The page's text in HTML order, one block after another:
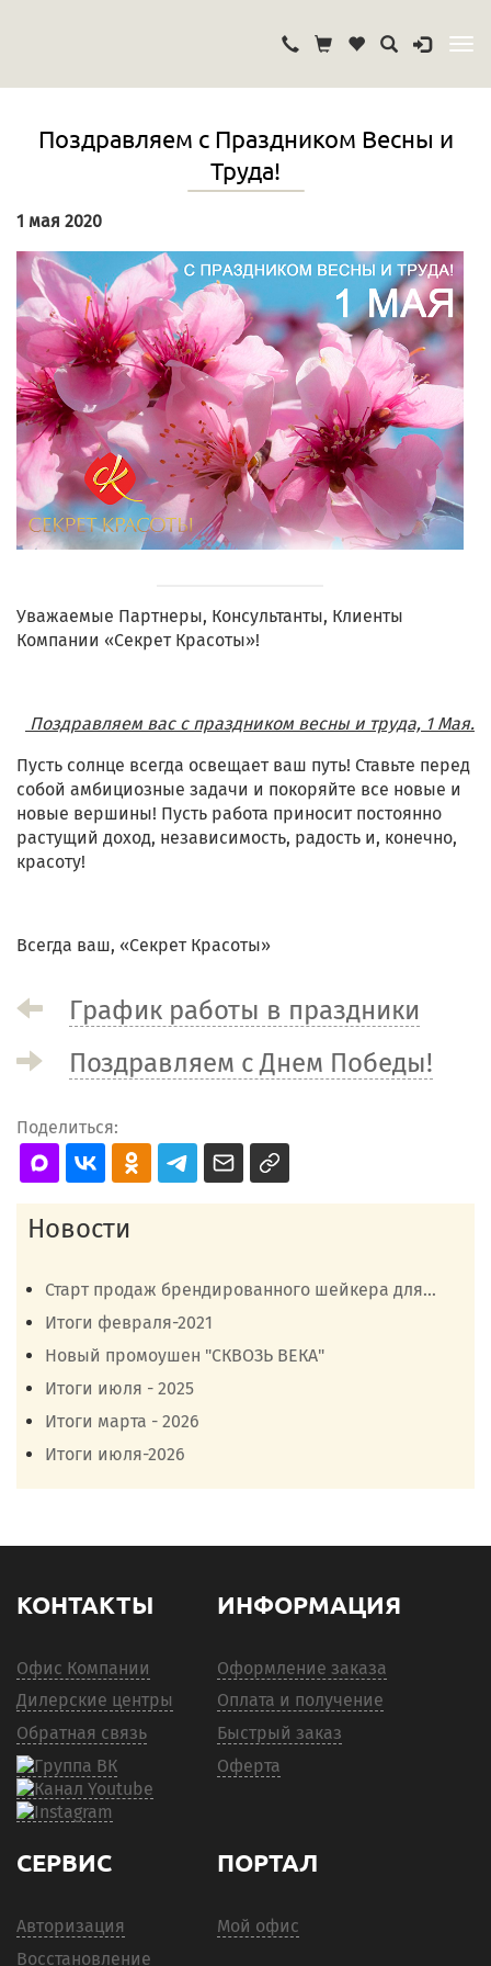
Поздравляем с Праздником Весны и
Труда!
1 мая 2020
Уважаемые Партнеры, Консультанты, Клиенты
Компании «Секрет Красоты»!
Поздравляем вас с праздником весны и труда, 1 Мая.
Пусть солнце всегда освещает ваш путь! Ставьте перед
собой амбициозные задачи и покоряйте все новые и
новые вершины! Пусть работа приносит постоянно
растущий доход, независимость, радость и, конечно,
красоту!
Всегда ваш, «Секрет Красоты»
График работы в праздники
Поздравляем с Днем Победы!
Поделиться:
Новости
Старт продаж брендированного шейкера для...
Итоги февраля-2021
Новый промоушен "СКВОЗЬ ВЕКА"
Итоги июля - 2025
Итоги марта - 2026
Итоги июля-2026
КОНТАКТЫ
Офис Компании
Дилерские центры
Обратная связь
ИНФОРМАЦИЯ
Оформление заказа
Оплата и получение
Быстрый заказ
Оферта
СЕРВИС
Авторизация
Восстановление
ПОРТАЛ
Мой офис